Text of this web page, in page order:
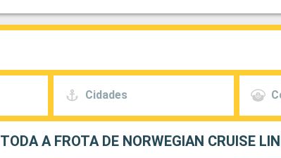
Cidades
TODA A FROTA DE NORWEGIAN CRUISE